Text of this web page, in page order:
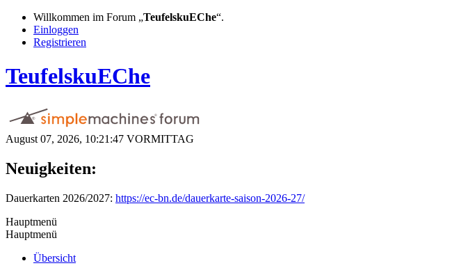
Willkommen im Forum „TeufelskuEChe“.
Einloggen
Registrieren
TeufelskuEChe
August 07, 2026, 10:21:47 VORMITTAG
Neuigkeiten:
Dauerkarten 2026/2027: https://ec-bn.de/dauerkarte-saison-2026-27/
Hauptmenü
Hauptmenü
Übersicht